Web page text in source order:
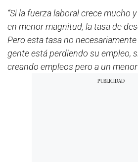
“Si la fuerza laboral crece mucho
en menor magnitud, la tasa de
Pero esta tasa no
gente está perdiendo su empleo,
creando empleos pero a un